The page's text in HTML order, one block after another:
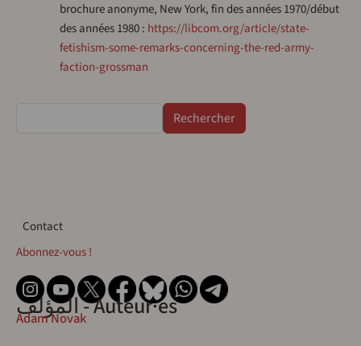
brochure anonyme, New York, fin des années 1970/début
des années 1980 : https://libcom.org/article/state-
fetishism-some-remarks-concerning-the-red-army-
faction-grossman
Contact
Contact
Abonnez-vous !
المؤلف - Auteur·esAdam Novak